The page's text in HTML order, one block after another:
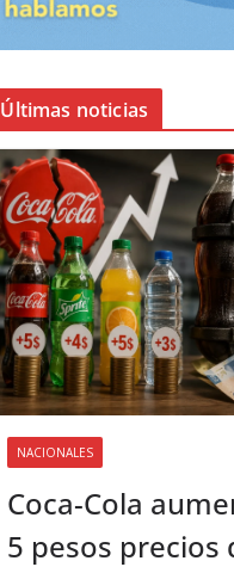
Últimas noticias
NACIONALES
Coca-Cola
5 pesos precios